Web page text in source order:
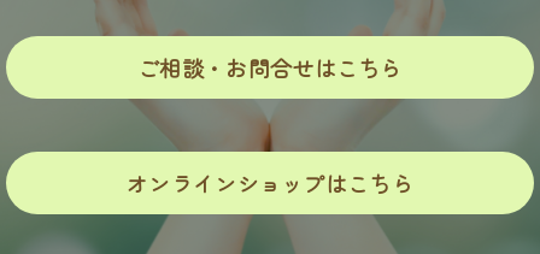
ご相談・お問合せはこちら
オンラインショップはこちら